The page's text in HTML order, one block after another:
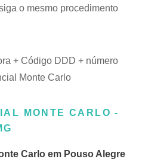
o mesmo procedimento
+ Código DDD + número
Monte Carlo
MONTE CARLO -
Carlo em Pouso Alegre